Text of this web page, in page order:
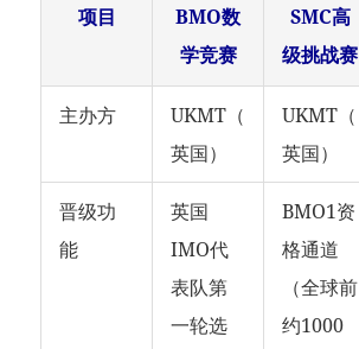
项目
BMO数
学竞赛
SMC高
级挑战赛
主办方
UKMT（
英国）
UKMT（
英国）
晋级功
能
英国
IMO代
表队第
一轮选
BMO1资
格通道
（全球前
约1000